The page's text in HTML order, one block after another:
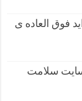
فوق العاده ی
سلامت